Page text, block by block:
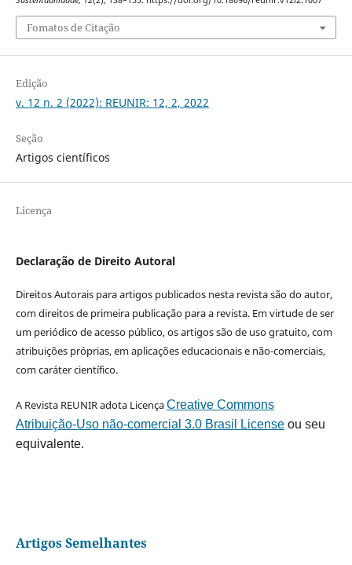
Fomatos de Citação
Edição
v. 12 n. 2 (2022): REUNIR: 12, 2, 2022
Seção
Artigos científicos
Licença
Declaração de Direito Autoral
Direitos Autorais para artigos publicados nesta revista são do autor,
com direitos de primeira publicação para a revista. Em virtude de ser
um periódico de acesso público, os artigos são de uso gratuito, com
atribuições próprias, em aplicações educacionais e não-comerciais,
com caráter científico.
A Revista REUNIR adota LicençaCreative Commons
Atribuição-Uso não-comercial 3.0 Brasil Licenseou seu
equivalente.
Artigos Semelhantes